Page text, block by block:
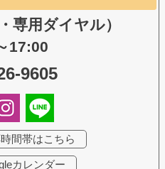
専用ダイヤル）
17:00
9605
間帯はこちら
カレンダー